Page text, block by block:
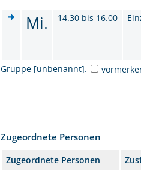
Mi. 14:30 bis 16:00
Gruppe [unbenannt]:
Zugeordnete Personen
Zugeordnete Personen